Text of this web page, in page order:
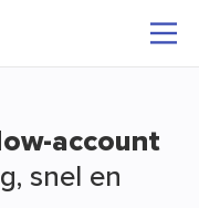
account
snel en